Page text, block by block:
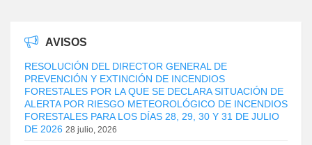
AVISOS
RESOLUCIÓN DEL DIRECTOR GENERAL DE
PREVENCIÓN Y EXTINCIÓN DE INCENDIOS
FORESTALES POR LA QUE SE DECLARA SITUACIÓN DE
ALERTA POR RIESGO METEOROLÓGICO DE INCENDIOS
FORESTALES PARA LOS DÍAS 28, 29, 30 Y 31 DE JULIO
DE 2026 28 julio, 2026